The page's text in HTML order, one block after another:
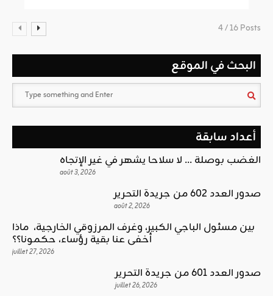
4 / 16 Posts
البحث في الموقع
أعداد سابقة
الغضب بوصلة … لا سلاحا يشهر في غير الإتجاه
août 3, 2026
صدور العدد 602 من جريدة التحرير
août 2, 2026
بين مسئول الباجي الكبير، وغرف المرزوقي الخارجية، ماذا
أخفى عنا بقية رؤساء، حكمونا؟؟
juillet 27, 2026
صدور العدد 601 من جريدة التحرير
juillet 26, 2026